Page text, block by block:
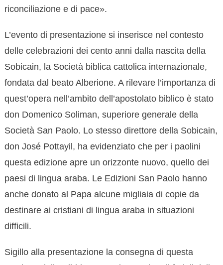
riconciliazione e di pace».
L’evento di presentazione si inserisce nel contesto
delle celebrazioni dei cento anni dalla nascita della
Sobicain, la Società biblica cattolica internazionale,
fondata dal beato Alberione. A rilevare l’importanza di
quest’opera nell’ambito dell’apostolato biblico è stato
don Domenico Soliman, superiore generale della
Società San Paolo. Lo stesso direttore della Sobicain,
don José Pottayil, ha evidenziato che per i paolini
questa edizione apre un orizzonte nuovo, quello dei
paesi di lingua araba. Le Edizioni San Paolo hanno
anche donato al Papa alcune migliaia di copie da
destinare ai cristiani di lingua araba in situazioni
difficili.
Sigillo alla presentazione la consegna di questa